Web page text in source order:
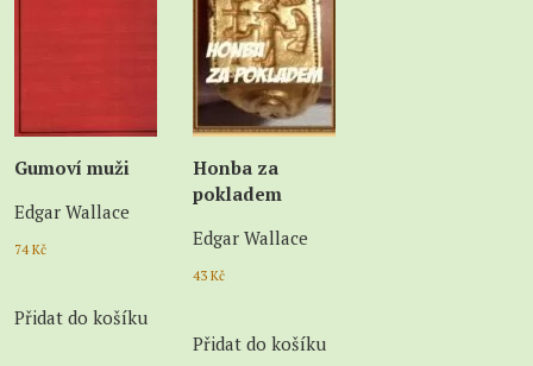
Gumoví muži
Edgar Wallace
74Kč
Přidat do košíku
Honba za
pokladem
Edgar Wallace
43 Kč
Přidat do košíku